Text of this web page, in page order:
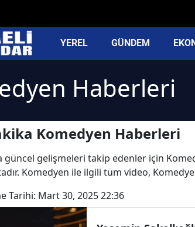
YEREL GÜNDEM
Haberleri
Komedyen Haberleri
güncel gelişmeleri takip edenler için
Komedyen ile ilgili tüm video,
Tarihi: Mart 30, 2025 22:36